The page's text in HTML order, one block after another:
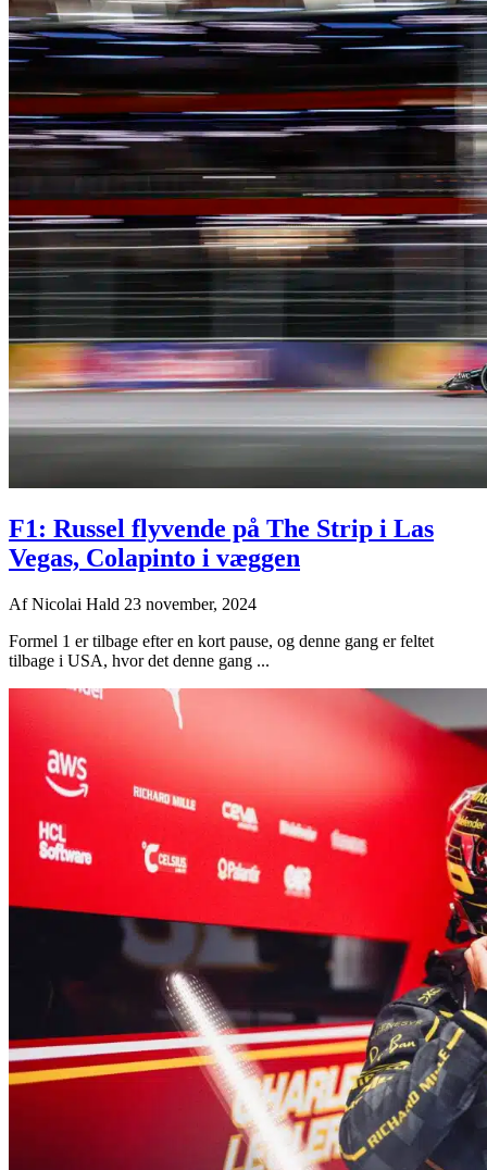
F1: Russel flyvende på The Strip i Las
Vegas, Colapinto i væggen
AfNicolai Hald 23 november, 2024
Formel 1 er tilbage efter en kort pause, og denne gang er feltet
tilbage i USA, hvor det denne gang ...